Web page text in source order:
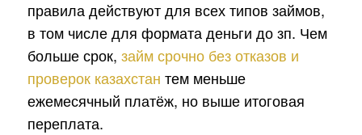
правила действуют для всех типов займов,
в том числе для формата деньги до зп. Чем
больше срок, займ срочно без отказов и
проверок казахстан тем меньше
ежемесячный платёж, но выше итоговая
переплата.